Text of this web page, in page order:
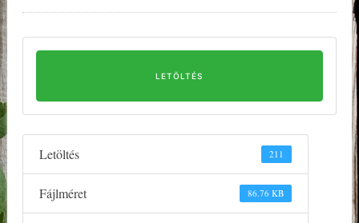
LETÖLTÉS
Letöltés 211
Fájlméret 86.76 KB